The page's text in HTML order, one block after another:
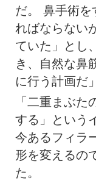
だ。 鼻手術を
ればならない
ていた」とし
き、自然な鼻
に行う計画だ
「二重まぶ
する」という
今あるフィラ
形を変えるの
た。